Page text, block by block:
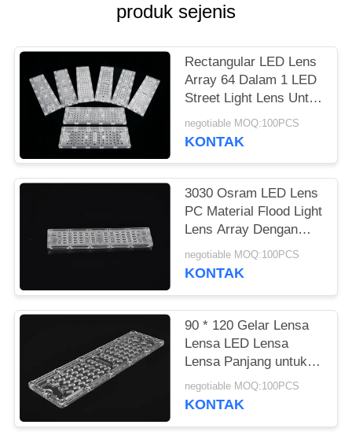
KEBIJAKAN
PRIBADI
produk sejenis
Rectangular LED Lens
Array 64 Dalam 1 LED
Street Light Lens Untuk
Lampu Luar Ruangan
negotiable MOQ:100PCS
KONTAK
3030 Osram LED Lens
PC Material Flood Light
Lens Array Dengan
Sudut Beam 30 °
negotiable MOQ:100PCS
KONTAK
90 * 120 Gelar Lensa
Lensa LED Lensa
Lensa Panjang untuk
Lighting Terowongan
LED
negotiable MOQ:100PCS
KONTAK